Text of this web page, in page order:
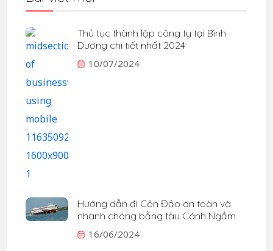
Thủ tục thành lập công ty tại Bình
Dương chi tiết nhất 2024
10/07/2024
Hướng dẫn đi Côn Đảo an toàn và
nhanh chóng bằng tàu Cánh Ngầm
16/06/2024